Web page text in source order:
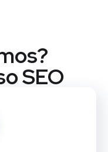
SEO